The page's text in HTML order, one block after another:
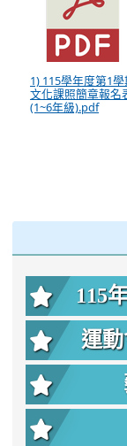
1) 115學年度第1學
文化課照簡章報名
(1~6年級).pdf
115
運